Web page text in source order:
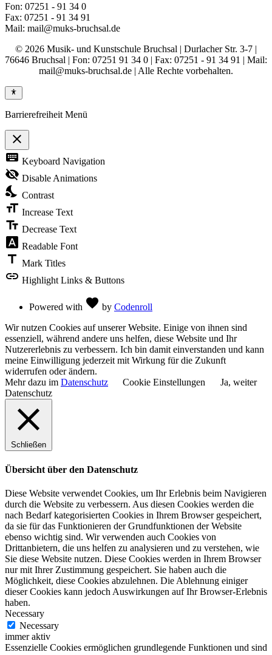
Fon: 07251 - 91 34 0
Fax: 07251 - 91 34 91
Mail: mail@muks-bruchsal.de
© 2026 Musik- und Kunstschule Bruchsal | Durlacher Str. 3-7 |
76646 Bruchsal | Fon: 07251 91 34 0 | Fax: 07251 - 91 34 91 | Mail:
mail@muks-bruchsal.de | Alle Rechte vorbehalten.
Barrierefreiheit Menü
close
Toggle
the
visibility
of
Accessibility
Toolbar
keyboard Keyboard Navigation
visibility_off Disable Animations
nights_stay Contrast
format_size Increase Text
text_fields Decrease Text
font_download Readable Font
title Mark Titles
link Highlight Links & Buttons
Powered with favorite by Codenroll
Wir nutzen Cookies auf unserer Website. Einige von ihnen sind
essenziell, während andere uns helfen, diese Website und Ihr
Nutzererlebnis zu verbessern. Ich bin damit einverstanden und kann
meine Einwilligung jederzeit mit Wirkung für die Zukunft
widerrufen oder ändern.
Mehr dazu im Datenschutz Cookie Einstellungen
Ja, weiter
Datenschutz
Schließen
Übersicht über den Datenschutz
Diese Website verwendet Cookies, um Ihr Erlebnis beim Navigieren
durch die Website zu verbessern. Aus diesen Cookies werden die
nach Bedarf kategorisierten Cookies in Ihrem Browser gespeichert,
da sie für das Funktionieren der Grundfunktionen der Website
ebenso wichtig sind. Wir verwenden auch Cookies von
Drittanbietern, die uns helfen zu analysieren und zu verstehen, wie
Sie diese Website nutzen. Diese Cookies werden in Ihrem Browser
nur mit Ihrer Zustimmung gespeichert. Sie haben auch die
Möglichkeit, diese Cookies abzulehnen. Die Ablehnung einiger
dieser Cookies kann jedoch Auswirkungen auf Ihr Browser-Erlebnis
haben.
Necessary
Necessary
immer aktiv
Essenzielle Cookies ermöglichen grundlegende Funktionen und sind